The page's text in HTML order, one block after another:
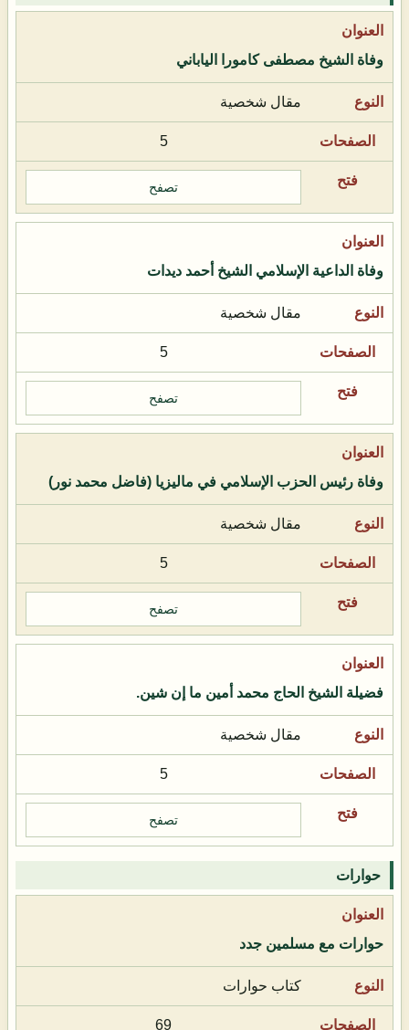
وفاة الشيخ مصطفى كامورا الياباني
مقال شخصية
5
تصفح
وفاة الداعية الإسلامي الشيخ أحمد ديدات
مقال شخصية
5
تصفح
وفاة رئيس الحزب الإسلامي في ماليزيا (فاضل محمد نور)
مقال شخصية
5
تصفح
فضيلة الشيخ الحاج محمد أمين ما إن شين.
مقال شخصية
5
تصفح
حوارات
حوارات مع مسلمين جدد
كتاب حوارات
69